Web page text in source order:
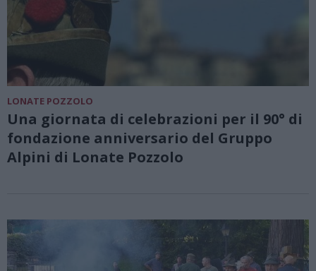
LONATE POZZOLO
Una giornata di celebrazioni per il 90° di
fondazione anniversario del Gruppo
Alpini di Lonate Pozzolo